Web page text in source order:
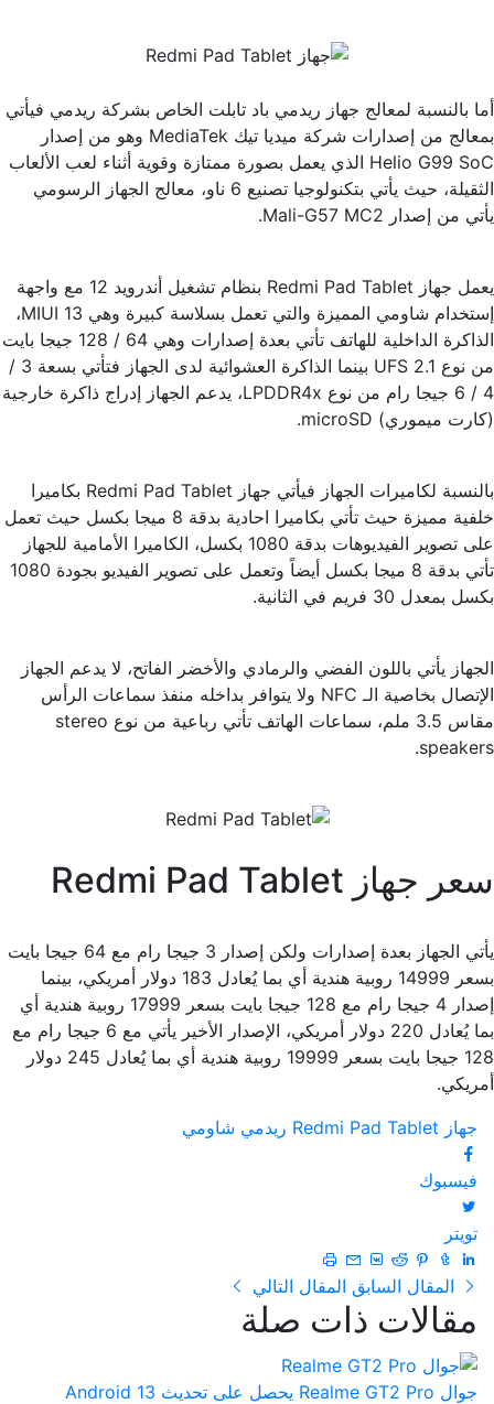
أما بالنسبة لمعالج جهاز ريدمي باد تابلت الخاص بشركة ريدمي فيأتي
بمعالج من إصدارات شركة ميديا تيك MediaTek وهو من إصدار
Helio G99 SoC الذي يعمل بصورة ممتازة وقوية أثناء لعب الألعاب
الثقيلة، حيث يأتي بتكنولوجيا تصنيع 6 ناو، معالج الجهاز الرسومي
يأتي من إصدار Mali-G57 MC2.
يعمل جهاز Redmi Pad Tablet بنظام تشغيل أندرويد 12 مع واجهة
إستخدام شاومي المميزة والتي تعمل بسلاسة كبيرة وهي MIUI 13،
الذاكرة الداخلية للهاتف تأتي بعدة إصدارات وهي 64 / 128 جيجا بايت
من نوع UFS 2.1 بينما الذاكرة العشوائية لدى الجهاز فتأتي بسعة 3 /
4 / 6 جيجا رام من نوع LPDDR4x، يدعم الجهاز إدراج ذاكرة خارجية
(كارت ميموري) microSD.
بالنسبة لكاميرات الجهاز فيأتي جهاز Redmi Pad Tablet بكاميرا
خلفية مميزة حيث تأتي بكاميرا احادية بدقة 8 ميجا بكسل حيث تعمل
على تصوير الفيديوهات بدقة 1080 بكسل، الكاميرا الأمامية للجهاز
تأتي بدقة 8 ميجا بكسل أيضاً وتعمل على تصوير الفيديو بجودة 1080
بكسل بمعدل 30 فريم في الثانية.
الجهاز يأتي باللون الفضي والرمادي والأخضر الفاتح، لا يدعم الجهاز
الإتصال بخاصية الـ NFC ولا يتوافر بداخله منفذ سماعات الرأس
مقاس 3.5 ملم، سماعات الهاتف تأتي رباعية من نوع stereo
speakers.
سعر جهاز Redmi Pad Tablet
يأتي الجهاز بعدة إصدارات ولكن إصدار 3 جيجا رام مع 64 جيجا بايت
بسعر 14999 روبية هندية أي بما يُعادل 183 دولار أمريكي، بينما
إصدار 4 جيجا رام مع 128 جيجا بايت بسعر 17999 روبية هندية أي
بما يُعادل 220 دولار أمريكي، الإصدار الأخير يأتي مع 6 جيجا رام مع
128 جيجا بايت بسعر 19999 روبية هندية أي بما يُعادل 245 دولار
أمريكي.
جهاز Redmi Pad Tablet
ريدمي شاومي
فيسبوك
تويتر
المقال السابق المقال التالي
مقالات ذات صلة
جوال Realme GT2 Pro يحصل على تحديث Android 13